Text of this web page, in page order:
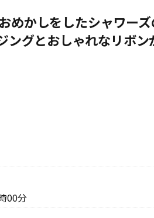
かしをしたシャワーズ
ングとおしゃれなリボ
00分